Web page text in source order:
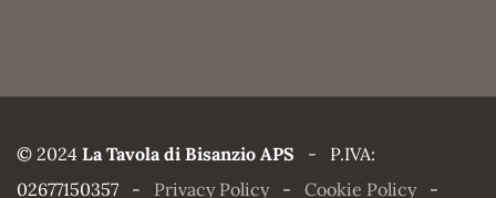
© 2024 La Tavola di Bisanzio APS - P.IVA:
02677150357 - Privacy Policy- Cookie Policy-